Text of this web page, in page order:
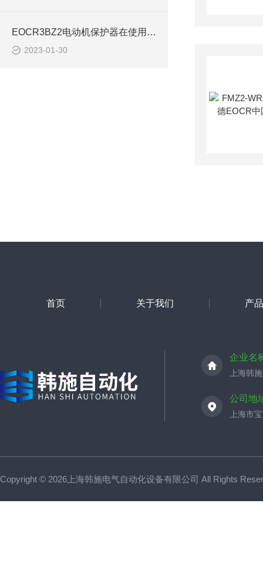
EOCR3BZ2电动机保护器在使用方面有什么事项
2023-01-30
首页 关于我们 产
企业名
上海韩
公司地
上海市
Copyright © 2026上海韩施电气自动化设备有限公司 All Rights